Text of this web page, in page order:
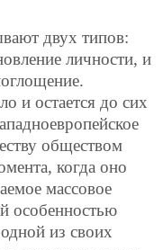
двух типов:
личности, и
и остается до сих
обществом
когда оно
массовое
особенностью
из своих